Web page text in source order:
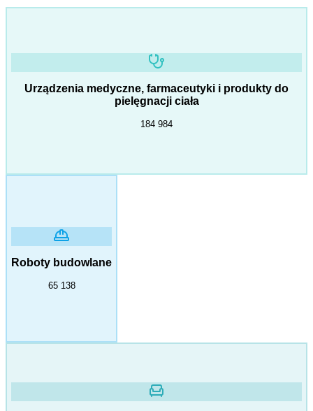
Urządzenia medyczne, farmaceutyki i produkty do
pielęgnacji ciała
184 984
Roboty budowlane
65 138